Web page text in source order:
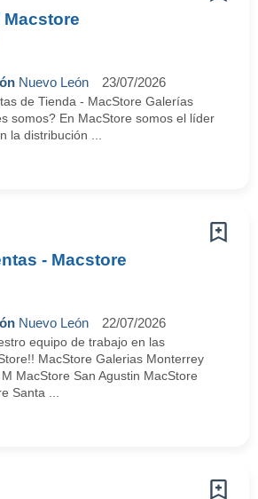
Macstore
Nuevo León 23/07/2026
de Tienda - MacStore Galerías
somos? En MacStore somos el líder
la distribución ...
- Macstore
Nuevo León 22/07/2026
equipo de trabajo en las
MacStore Galerias Monterrey
MacStore San Agustin MacStore
Santa ...